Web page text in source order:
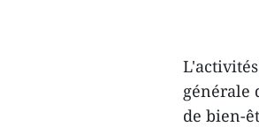
générale
de bien-